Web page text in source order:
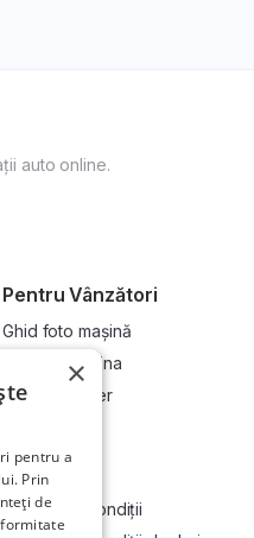
auto online.
Pentru Vânzători
Ghid foto mașină
Vinde-ți mașina
Devino dealer
Compania
Termeni și condiții
×
pentru a
Prin
de